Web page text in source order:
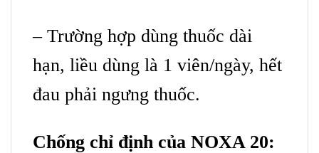
– Trường hợp dùng thuốc dài
hạn, liều dùng là 1 viên/ngày, hết
đau phải ngưng thuốc.
Chống chỉ định của NOXA 20: